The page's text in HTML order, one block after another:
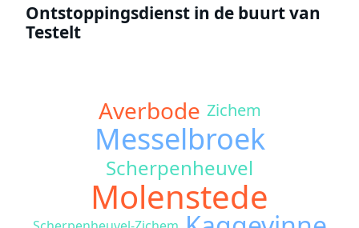
Ontstoppingsdienst in de buurt van
Testelt
Averbode Zichem
Messelbroek
Scherpenheuvel
Molenstede